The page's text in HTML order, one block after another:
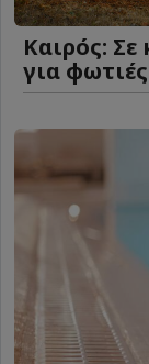
Καιρός:
για